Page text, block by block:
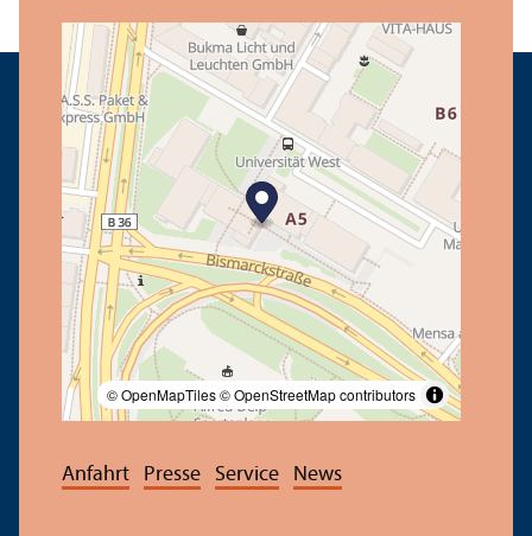
© OpenMapTiles© OpenStreetMap contributors
Anfahrt Presse Service News